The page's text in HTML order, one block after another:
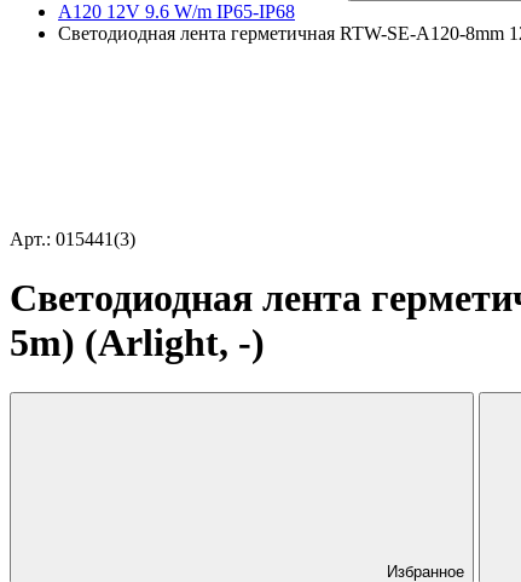
A120 12V 9.6 W/m IP65-IP68
Светодиодная лента герметичная RTW-SE-A120-
Арт.: 015441(3)
Светодиодная лента
5m) (Arlight, -)
Избранное